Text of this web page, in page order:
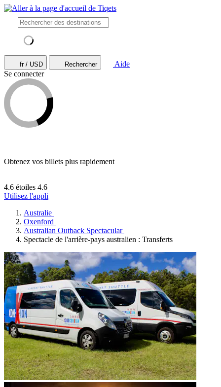
fr / USD Rechercher
Aide
Se connecter
Obtenez vos billets plus rapidement
4.6 étoiles 4.6
Utilisez l'appli
Australie
Oxenford
Australian Outback Spectacular
Spectacle de l'arrière-pays australien : Transferts